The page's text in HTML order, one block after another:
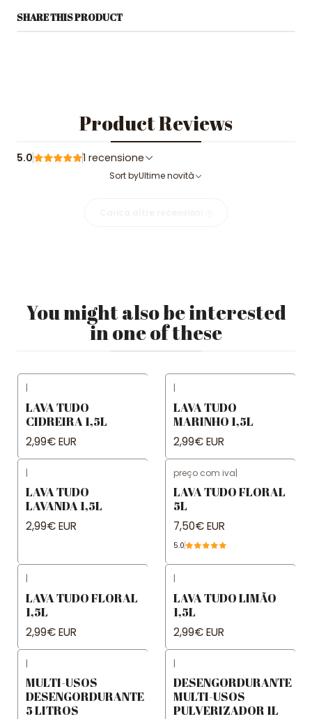
SHARE THIS PRODUCT
Product Reviews
5.0 1 recensione
Sort byUltime novità
You might also be interested
in one of these
|
LAVA TUDO
CIDREIRA 1,5L
2,99€ EUR
|
LAVA TUDO
MARINHO 1,5L
2,99€ EUR
|
LAVA TUDO
LAVANDA 1,5L
2,99€ EUR
preço com iva|
LAVA TUDO FLORAL
5L
7,50€ EUR
5.0
|
LAVA TUDO FLORAL
1,5L
2,99€ EUR
|
LAVA TUDO LIMÃO
1,5L
2,99€ EUR
|
MULTI-USOS
DESENGORDURANTE
5 LITROS
|
DESENGORDURANTE
MULTI-USOS
PULVERIZADOR 1L